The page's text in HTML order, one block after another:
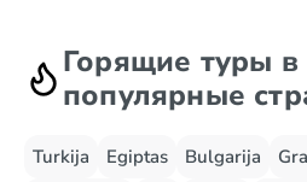
Горящие туры
популярные
Turkija Egiptas Bulgarija